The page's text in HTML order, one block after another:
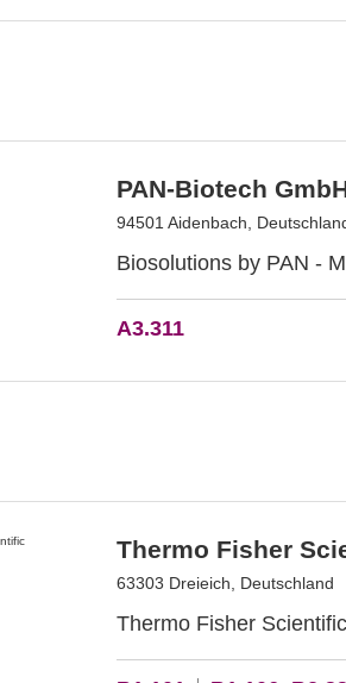
PAN-Biotech
94501 Aidenbach,
Biosolutions by PAN -
A3.311
Thermo Fisher
63303 Dreieich, Deutschland
Thermo Fisher